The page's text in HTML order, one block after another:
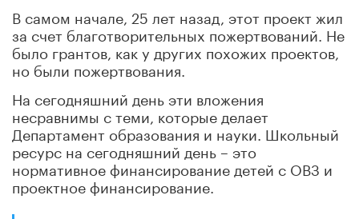
В самом начале, 25 лет назад, этот проект жил
за счет благотворительных пожертвований. Не
было грантов, как у других похожих проектов,
но были пожертвования.
На сегодняшний день эти вложения
несравнимы с теми, которые делает
Департамент образования и науки. Школьный
ресурс на сегодняшний день – это
нормативное финансирование детей с ОВЗ и
проектное финансирование.